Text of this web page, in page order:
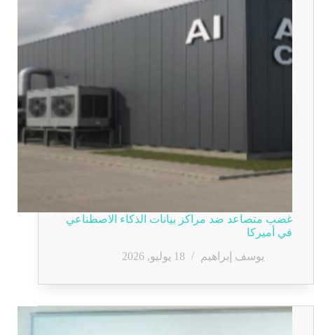
غضب متصاعد ضد مراكز بيانات الذكاء الاصطناعي
في أميركا
يوسف إبراهيم
18 يوليو, 2026